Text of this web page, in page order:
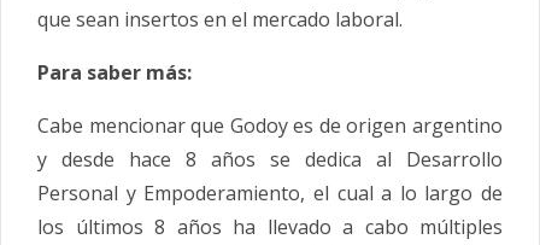
que sean insertos en el mercado laboral.
Para saber más:
Cabe mencionar que Godoy es de origen argentino
y desde hace 8 años se dedica al Desarrollo
Personal y Empoderamiento, el cual a lo largo de
los últimos 8 años ha llevado a cabo múltiples